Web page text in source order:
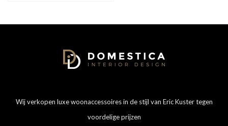
Wij verkopen luxe woonaccessoires in de stijl van Eric Kuster tegen
voordelige prijzen